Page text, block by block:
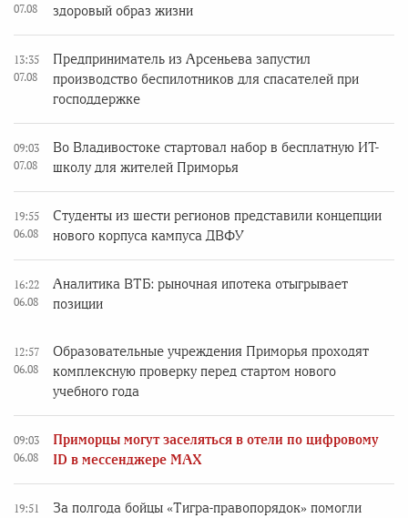
07.08
здоровый образ жизни
13:35
07.08
Предприниматель из Арсеньева запустил
производство беспилотников для спасателей при
господдержке
09:03
07.08
Во Владивостоке стартовал набор в бесплатную ИТ-
школу для жителей Приморья
19:55
06.08
Студенты из шести регионов представили концепции
нового корпуса кампуса ДВФУ
16:22
06.08
Аналитика ВТБ: рыночная ипотека отыгрывает
позиции
12:57
06.08
Образовательные учреждения Приморья проходят
комплексную проверку перед стартом нового
учебного года
09:03
06.08
Приморцы могут заселяться в отели по цифровому
ID в мессенджере MAX
19:51 За полгода бойцы «Тигра-правопорядок» помогли